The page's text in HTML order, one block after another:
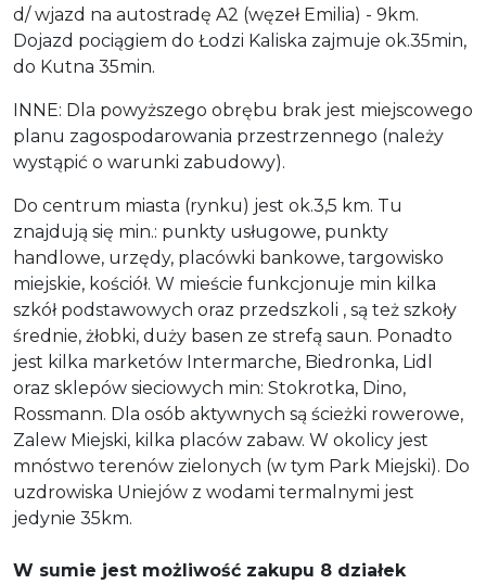
d/ wjazd na autostradę A2 (węzeł Emilia) - 9km.
Dojazd pociągiem do Łodzi Kaliska zajmuje ok.35min,
do Kutna 35min.
INNE: Dla powyższego obrębu brak jest miejscowego
planu zagospodarowania przestrzennego (należy
wystąpić o warunki zabudowy).
Do centrum miasta (rynku) jest ok.3,5 km. Tu
znajdują się min.: punkty usługowe, punkty
handlowe, urzędy, placówki bankowe, targowisko
miejskie, kościół. W mieście funkcjonuje min kilka
szkół podstawowych oraz przedszkoli , są też szkoły
średnie, żłobki, duży basen ze strefą saun. Ponadto
jest kilka marketów Intermarche, Biedronka, Lidl
oraz sklepów sieciowych min: Stokrotka, Dino,
Rossmann. Dla osób aktywnych są ścieżki rowerowe,
Zalew Miejski, kilka placów zabaw. W okolicy jest
mnóstwo terenów zielonych (w tym Park Miejski). Do
uzdrowiska Uniejów z wodami termalnymi jest
jedynie 35km.
W sumie jest możliwość zakupu 8 działek